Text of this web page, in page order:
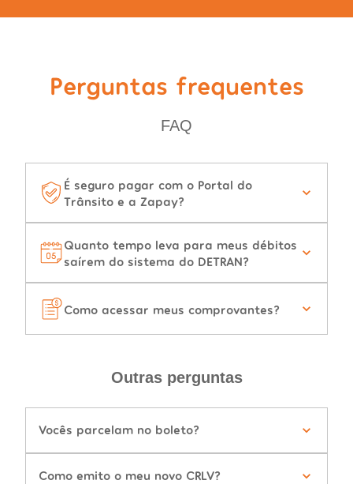
Perguntas frequentes
FAQ
É seguro pagar com o Portal do
Trânsito e a Zapay?
Quanto tempo leva para meus débitos
saírem do sistema do DETRAN?
Como acessar meus comprovantes?
Outras perguntas
Vocês parcelam no boleto?
Como emito o meu novo CRLV?